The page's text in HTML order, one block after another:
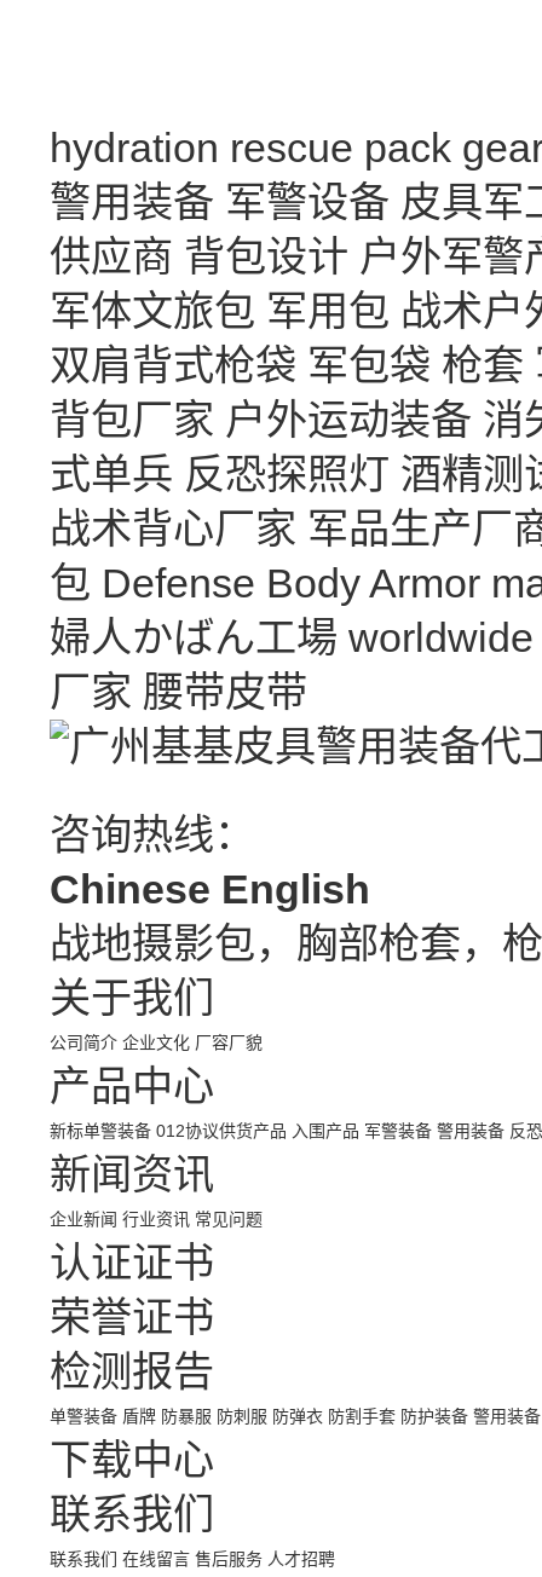
hydration rescue pack
警用装备 军警设备 皮具军
供应商 背包设计 户外军警
军体文旅包 军用包 战术户
双肩背式枪袋 军包袋 枪套
背包厂家 户外运动装备 消
式单兵 反恐探照灯 酒精测
战术背心厂家 军品生产厂
包 Defense Body Armor
婦人かばん工場 worldwide
厂家 腰带皮带
咨询热线：
Chinese English
战地摄影包，胸部枪套，
关于我们
公司简介 企业文化 厂容厂貌
产品中心
新标单警装备 012协议供货产品 入围产品 军警装备 警用装备 反
新闻资讯
企业新闻 行业资讯 常见问题
认证证书
荣誉证书
检测报告
单警装备 盾牌 防暴服 防刺服 防弹衣 防割手套 防护装备 警用装备
下载中心
联系我们
联系我们 在线留言 售后服务 人才招聘